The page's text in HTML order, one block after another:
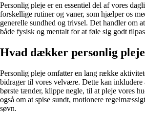
Personlig pleje er en essentiel del af vores
forskellige rutiner og vaner, som hjælper os
generelle sundhed og trivsel. Det handler om
både fysisk og mentalt for at føle sig godt
Hvad dækker personlig
Personlig pleje omfatter en lang række
bidrager til vores velvære. Dette kan inkludere
børste tænder, klippe negle, til at pleje vores
også om at spise sundt, motionere
søvn.